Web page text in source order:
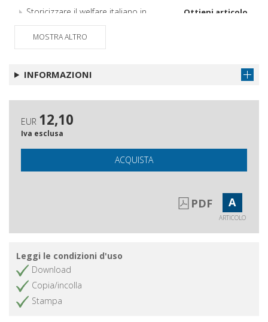
Storicizzare il welfare italiano in
prospettiva globale e transnazionale :
un'analisi in ottica di genere
Ottieni articolo
"questione comunista" in Italia :
elaborazione e azione politica, 1976-
1978
MOSTRA ALTRO
INFORMAZIONI
EUR 12,10
Iva esclusa
ACQUISTA
PDF A
ARTICOLO
Leggi le condizioni d'uso
Download
Copia/incolla
Stampa